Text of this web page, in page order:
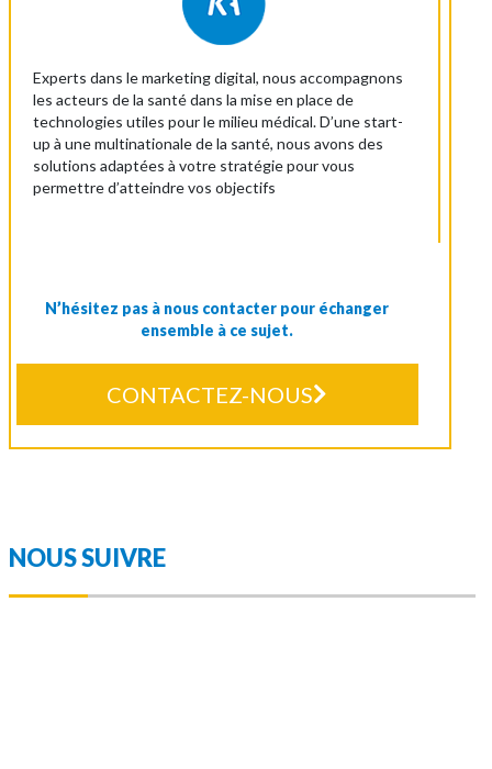
Experts dans le marketing digital, nous accompagnons
les acteurs de la santé dans la mise en place de
technologies utiles pour le milieu médical. D’une start-
up à une multinationale de la santé, nous avons des
solutions adaptées à votre stratégie pour vous
permettre d’atteindre vos objectifs
N’hésitez pas à nous contacter pour échanger
ensemble à ce sujet.
CONTACTEZ-NOUS
NOUS SUIVRE